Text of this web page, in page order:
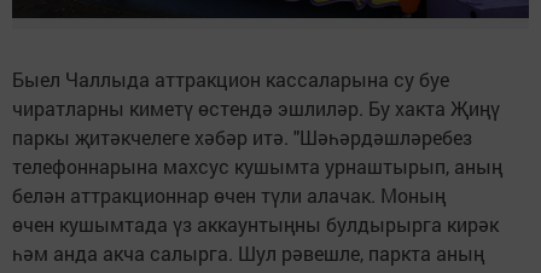
Быел Чаллыда аттракцион кассаларына су буе
чиратларны киметү өстендә эшлиләр. Бу хакта Җиңү
паркы җитәкчелеге хәбәр итә. "Шәһәрдәшләребез
телефоннарына махсус кушымта урнаштырып, аның
белән аттракционнар өчен түли алачак. Моның
өчен кушымтада үз аккаунтыңны булдырырга кирәк
һәм анда акча салырга. Шул рәвешле, паркта аның